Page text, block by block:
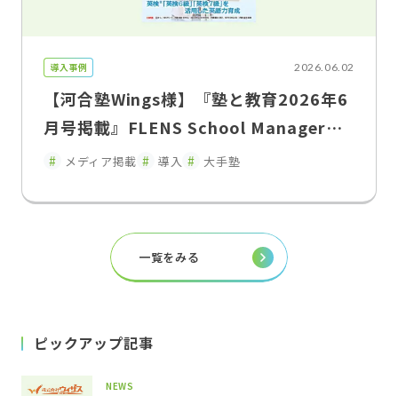
導入事例 2026.06.02
【河合塾Wings様】『塾と教育2026年6
月号掲載』FLENS School Managerに
よる教室運営改革入退室連絡の遅延を解
メディア掲載 導入 大手塾
一覧をみる
ピックアップ記事
NEWS